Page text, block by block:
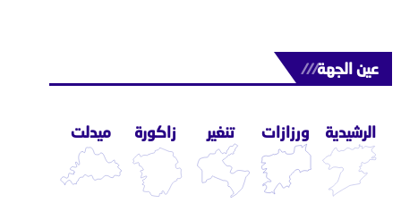
عين الجهة///
الرشيدية ورزازات تنغير زاكورة ميدلت